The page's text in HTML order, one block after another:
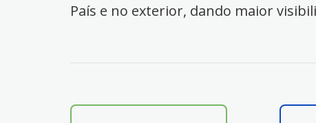
País e no exterior, dando maior